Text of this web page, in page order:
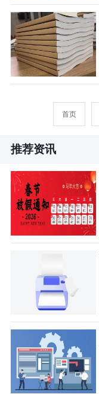
首页
推荐资讯